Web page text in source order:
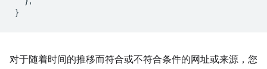
}
对于随着时间的推移而符合或不符合条件的网址或来源，您